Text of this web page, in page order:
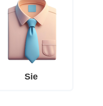
Sie